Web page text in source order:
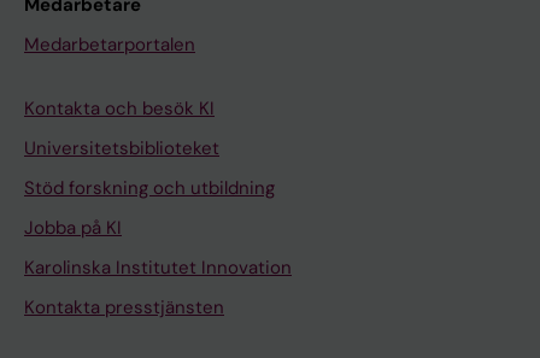
Medarbetare
Medarbetarportalen
Kontakta och besök KI
Universitetsbiblioteket
Stöd forskning och utbildning
Jobba på KI
Karolinska Institutet Innovation
Kontakta presstjänsten